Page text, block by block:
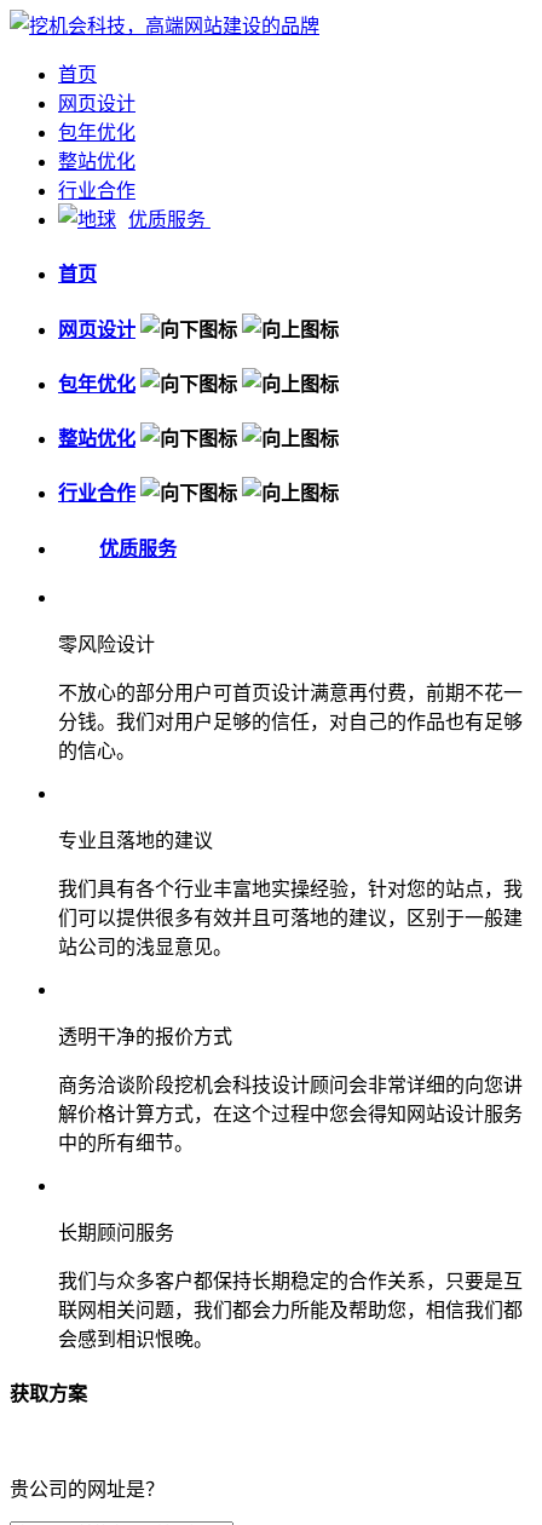
首页
网页设计
包年优化
整站优化
行业合作
优质服务
首页
网页设计
包年优化
整站优化
行业合作
优质服务
零风险设计
不放心的部分用户可首页设计满意再付费，前期不花一
分钱。我们对用户足够的信任，对自己的作品也有足够
的信心。
专业且落地的建议
我们具有各个行业丰富地实操经验，针对您的站点，我
们可以提供很多有效并且可落地的建议，区别于一般建
站公司的浅显意见。
透明干净的报价方式
商务洽谈阶段挖机会科技设计顾问会非常详细的向您讲
解价格计算方式，在这个过程中您会得知网站设计服务
中的所有细节。
长期顾问服务
我们与众多客户都保持长期稳定的合作关系，只要是互
联网相关问题，我们都会力所能及帮助您，相信我们都
会感到相识恨晚。
获取方案
贵公司的网址是？